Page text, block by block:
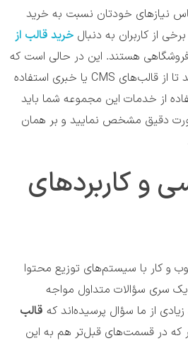
نیاز‌های خودتان نسبت به خرید
از کاربران به دنبال خرید قالب از
هستند. این در حالی است که
سایر کاربران ترجیح می‌دهند تا از قالب‌های CMS یا خبری استفاده
از خدمات این مجموعه شما باید
دقیق مشخص نمایید و بر همان
و کاربردهای
و کار با سیستم‌های توزیع محتوا
یک سری سؤالات متداول مواجه
زیادی از ما سؤال پرسیده‌اند که قالب
در قسمت‌های قبل‌تر هم به این